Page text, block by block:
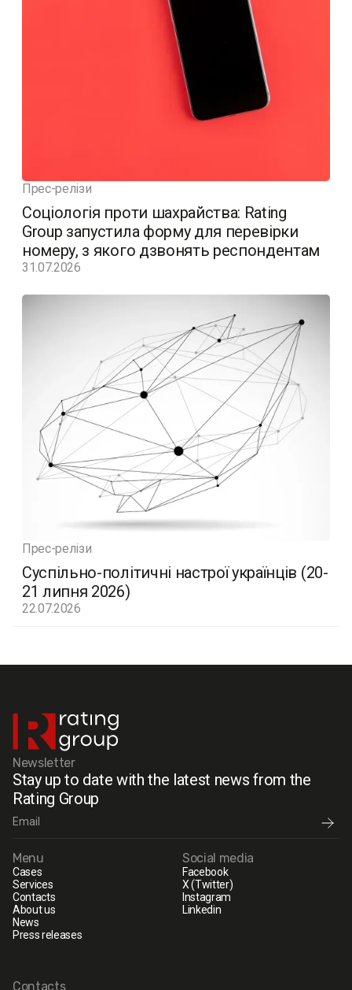
Прес-релізи
Соціологія проти шахрайства: Rating
Group запустила форму для перевірки
номеру, з якого дзвонять респондентам
31.07.2026
Прес-релізи
Суспільно-політичні настрої українців (20-
21 липня 2026)
22.07.2026
Newsletter
Stay up to date with the latest news from the
Rating Group
Menu
Cases
Services
Contacts
About us
News
Press releases
Social media
Facebook
X (Twitter)
Instagram
Linkedin
Contacts